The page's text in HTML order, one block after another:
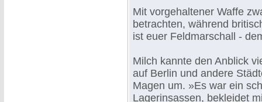
Mit vorgehaltener Waffe
betrachten, während
ist euer Feldmarschall -
Milch kannte den Anblick
auf Berlin und andere
Magen um. »Es war ein
Lagerinsassen, bekleidet